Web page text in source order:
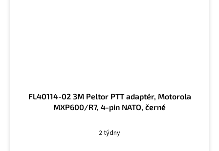
FL40114-02 3M Peltor PTT adaptér, Motorola
MXP600/R7, 4-pin NATO, černé
2 týdny